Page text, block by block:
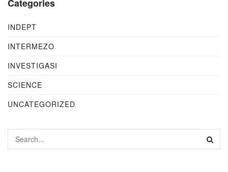
Categories
INDEPT
INTERMEZO
INVESTIGASI
SCIENCE
UNCATEGORIZED